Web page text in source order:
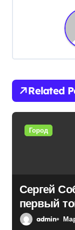
ц
и
я
п
п
и
Related
Город
Сергей
первый
admin